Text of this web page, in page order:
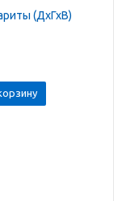
(ДхГхВ)